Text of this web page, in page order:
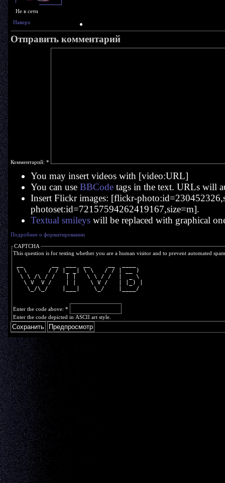
Не в сети
Наверх
Отправить комментарий
Комментарий: *
You may insert videos with [video:URL]
You can use BBCodetags in the text. URLs will
Insert Flickr images: [flickr-
photoset:id=72157594262419167,size=m].
Textual smileyswill be replaced with graphical
Подробнее о форматировании
CAPTCHA
This question is for testing whether you are a human visitor and to prevent automated
\ \      / / |_ _| \ \   / / | __ )
  \ \ /\ / /   | |   \ \ / /  |  _ \
   \ V  V /    | |    \ V /   | |_) |
    \_/\_/    |___|    \_/    |____/
Enter the code above: *
Enter the code depicted in ASCII art style.